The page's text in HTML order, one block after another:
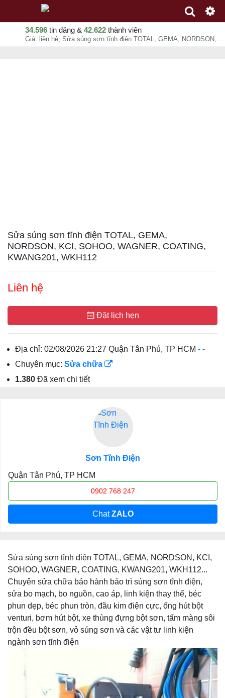
34.596 tin đăng & 42.622 thành viên
Giá: liên hệ, Sửa súng sơn tĩnh điện TOTAL, GEMA, NORDSON, KCI, SOHOO, WAGNER, COATING, KWANG201, WKH112, Sơn Tĩnh Điện, chuyên mục Sửa chữa tại - - 06-08-2026 14:11:52
Sửa súng sơn tĩnh điện TOTAL, GEMA,
NORDSON, KCI, SOHOO, WAGNER, COATING,
KWANG201, WKH112
Liên hệ
Đặt lịch hẹn
Địa chỉ: 02/08/2026 21:27 Quận Tân Phú, TP HCM - -
Chuyên mục: Sửa chữa
1.380 Đã xem chi tiết
Sơn Tĩnh Điện
Quận Tân Phú, TP HCM
0902 768 247
ChatZALO
Sửa súng sơn tĩnh điện TOTAL, GEMA, NORDSON, KCI,
SOHOO, WAGNER, COATING, KWANG201, WKH112...
Chuyên sửa chữa bảo hành bảo trì súng sơn tĩnh điện,
sửa bo mạch, bo nguồn, cao áp, linh kiện thay thế, béc
phun dẹp, béc phun tròn, đầu kim điện cực, ống hút bột
venturi, bơm hút bột, xe thùng đựng bột sơn, tấm màng sôi
trộn đều bột sơn, vỏ súng sơn và các vật tư linh kiện
ngành sơn tĩnh điện